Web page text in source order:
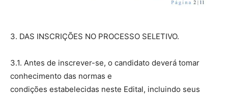
3. DAS INSCRIÇÕES NO PROCESSO SELETIVO.
3.1. Antes de inscrever-se, o candidato deverá tomar
conhecimento das normas e
condições estabelecidas neste Edital, incluindo seus